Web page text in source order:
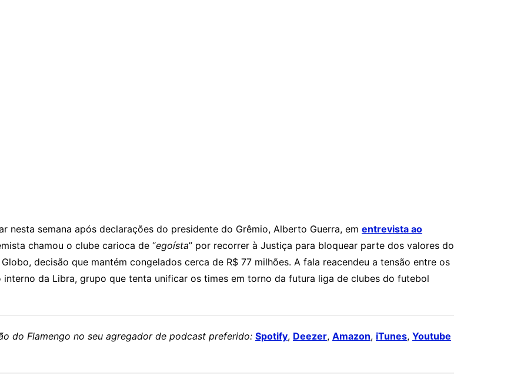
nesta semana após declarações do presidente do Grêmio, Alberto Guerra, em entrevista ao
chamou o clube carioca de “egoísta” por recorrer à Justiça para bloquear parte dos valores do
decisão que mantém congelados cerca de R$ 77 milhões. A fala reacendeu a tensão entre os
interno da Libra, grupo que tenta unificar os times em torno da futura liga de clubes do futebol
do Flamengo no seu agregador de podcast preferido: Spotify, Deezer, Amazon, iTunes, Youtube